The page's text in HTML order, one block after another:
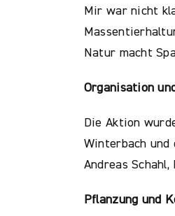
Mir war nicht
Natur macht
Organisation
Die Aktion
Winterbach und
Andreas
Pflanzung und